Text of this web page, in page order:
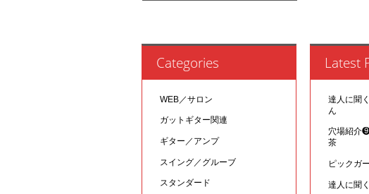
Categories
WEB／サロン
ガットギター関連
ギター／アンプ
スイング／グルーブ
スタンダード
Latest
達人に聞
ん
穴場紹介
茶
ピックガ
達人に聞